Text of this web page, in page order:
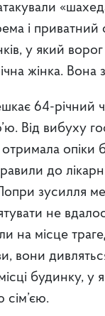
і приватний
у який
жінка. Вона
64-річний
Від вибуху
отримала опіки
до
зусилля
не
на місце
вони
будинку, у
сім’єю.